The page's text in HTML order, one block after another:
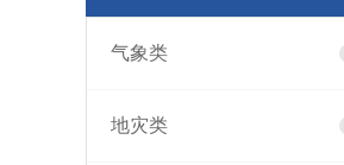
气象类
地灾类